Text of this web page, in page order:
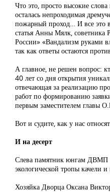
Что это, просто высокие
осталась непроходимая
пожарный проход… И все это
статья Анны Мялк, советника
России» «Вандализм руками
так как ответы остаются
А главное, не решен вопрос:
40 лет со дня открытия
отвечающая за реализацию
работ по формированию
первым заместителем главы
Вот и судите, как у нас
И на десерт
Слева памятник юнгам ДВМП в
экологической тропы качели
Хозяйка Дворца Оксана